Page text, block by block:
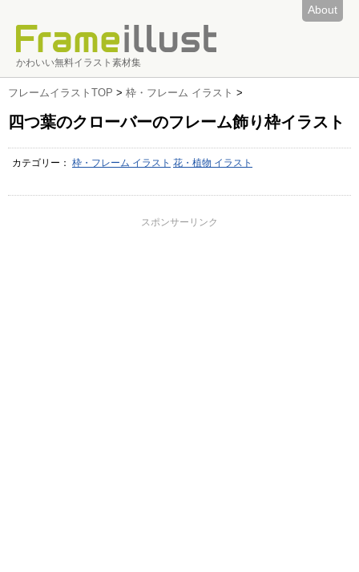
About
かわいい無料イラスト素材集
フレームイラストTOP > 枠・フレーム イラスト >
四つ葉のクローバーのフレーム飾り枠イラスト
カテゴリー： 枠・フレーム イラスト 花・植物 イラスト
スポンサーリンク